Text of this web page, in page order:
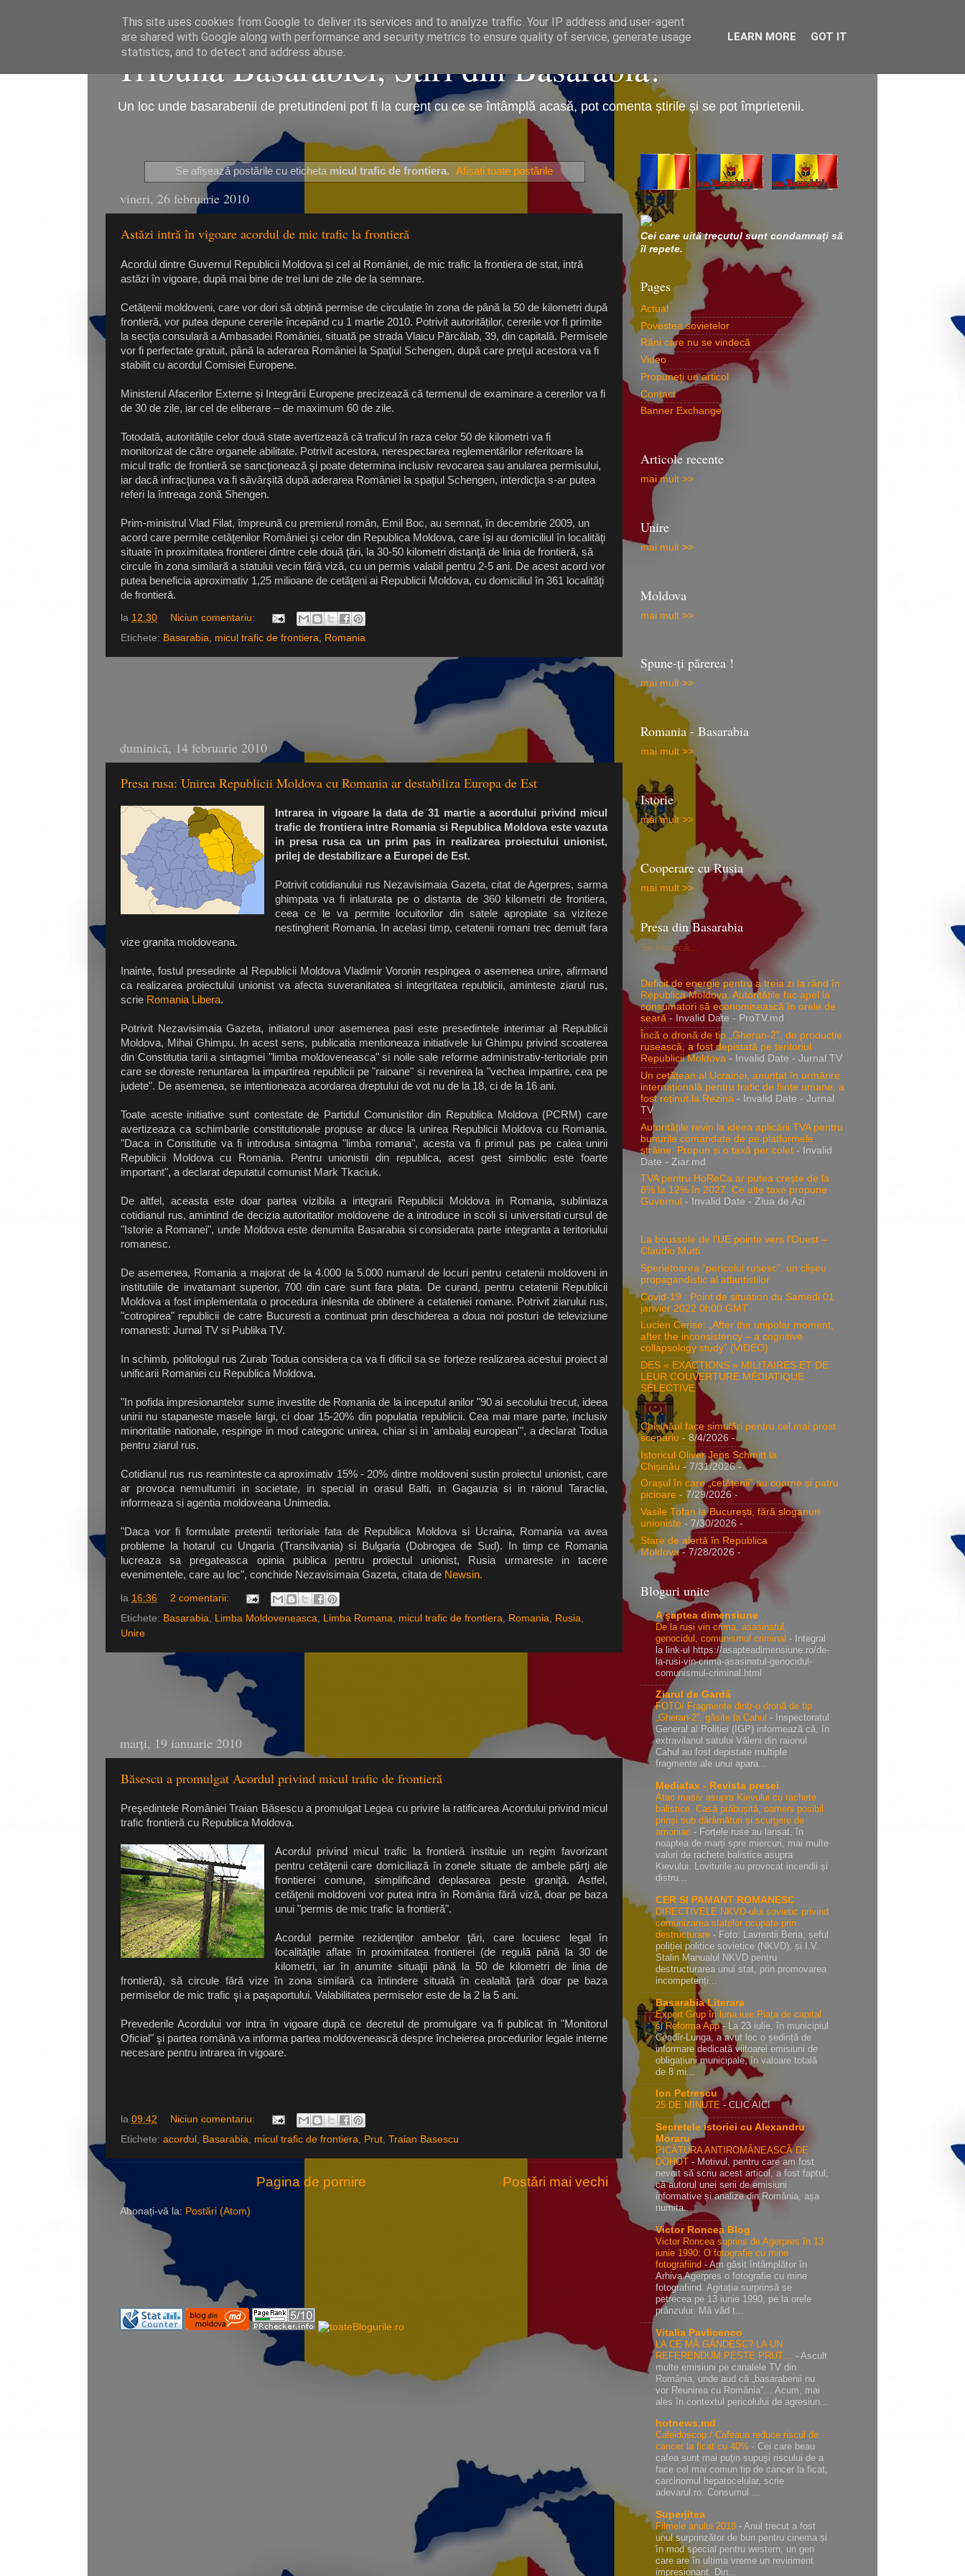
Tribuna Basarabiei, Stiri din Basarabia!
Un loc unde basarabenii de pretutindeni pot fi la curent cu ce se întâmplă acasă, pot comenta știrile și se pot împrietenii.
Se afișează postările cu eticheta micul trafic de frontiera. Afișați toate postările
vineri, 26 februarie 2010
Astăzi intră în vigoare acordul de mic trafic la frontieră
Acordul dintre Guvernul Republicii Moldova și cel al României, de mic trafic la frontiera de stat, intră
astăzi în vigoare, după mai bine de trei luni de zile de la semnare.
Cetățenii moldoveni, care vor dori să obțină permise de circulație în zona de până la 50 de kilometri după
frontieră, vor putea depune cererile începând cu 1 martie 2010. Potrivit autorităților, cererile vor fi primite
la secţia consulară a Ambasadei României, situată pe strada Vlaicu Pârcălab, 39, din capitală. Permisele
vor fi perfectate gratuit, până la aderarea României la Spaţiul Schengen, după care preţul acestora va fi
stabilit cu acordul Comisiei Europene.
Ministerul Afacerilor Externe și Integrării Europene precizează că termenul de examinare a cererilor va fi
de 30 de zile, iar cel de eliberare – de maximum 60 de zile.
Totodată, autoritățile celor două state avertizează că traficul în raza celor 50 de kilometri va fi
monitorizat de către organele abilitate. Potrivit acestora, nerespectarea reglementărilor referitoare la
micul trafic de frontieră se sancţionează şi poate determina inclusiv revocarea sau anularea permisului,
iar dacă infracţiunea va fi săvârşită după aderarea României la spaţiul Schengen, interdicţia s-ar putea
referi la întreaga zonă Shengen.
Prim-ministrul Vlad Filat, împreună cu premierul român, Emil Boc, au semnat, în decembrie 2009, un
acord care permite cetăţenilor României şi celor din Republica Moldova, care își au domiciliul în localităţi
situate în proximitatea frontierei dintre cele două ţări, la 30-50 kilometri distanţă de linia de frontieră, să
circule în zona similară a statului vecin fără viză, cu un permis valabil pentru 2-5 ani. De acest acord vor
putea beneficia aproximativ 1,25 milioane de cetăţeni ai Republicii Moldova, cu domiciliul în 361 localităţi
de frontieră.
la 12:30
Niciun comentariu:
Etichete: Basarabia, micul trafic de frontiera, Romania
duminică, 14 februarie 2010
Presa rusa: Unirea Republicii Moldova cu Romania ar destabiliza Europa de Est
Intrarea in vigoare la data de 31 martie a acordului privind micul
trafic de frontiera intre Romania si Republica Moldova este vazuta
in presa rusa ca un prim pas in realizarea proiectului unionist,
prilej de destabilizare a Europei de Est.
Potrivit cotidianului rus Nezavisimaia Gazeta, citat de Agerpres, sarma
ghimpata va fi inlaturata pe o distanta de 360 kilometri de frontiera,
ceea ce le va permite locuitorilor din satele apropiate sa viziteze
nestingherit Romania. In acelasi timp, cetatenii romani trec demult fara
vize granita moldoveana.
Inainte, fostul presedinte al Republicii Moldova Vladimir Voronin respingea o asemenea unire, afirmand
ca realizarea proiectului unionist va afecta suveranitatea si integritatea republicii, aminteste ziarul rus,
scrie Romania Libera.
Potrivit Nezavisimaia Gazeta, initiatorul unor asemenea pasi este presedintele interimar al Republicii
Moldova, Mihai Ghimpu. In acest sens, publicatia mentioneaza initiativele lui Ghimpu privind scoaterea
din Constitutia tarii a sintagmei "limba moldoveneasca" si noile sale reforme administrativ-teritoriale prin
care se doreste renuntarea la impartirea republicii pe "raioane" si revenirea la "vechea impartire, cea pe
judete". De asemenea, se intentioneaza acordarea dreptului de vot nu de la 18, ci de la 16 ani.
Toate aceste initiative sunt contestate de Partidul Comunistilor din Republica Moldova (PCRM) care
avertizeaza ca schimbarile constitutionale propuse ar duce la unirea Republicii Moldova cu Romania.
"Daca in Constitutie va fi introdusa sintagma "limba romana", acesta va fi primul pas pe calea unirii
Republicii Moldova cu Romania. Pentru unionistii din republica, acest gest simbolic este foarte
important", a declarat deputatul comunist Mark Tkaciuk.
De altfel, aceasta este doar partea vizibila a integrarii Republicii Moldova in Romania, subliniaza
cotidianul rus, amintind de decizia autoritatilor moldovene de a introduce in scoli si universitati cursul de
"Istorie a Romanei", unde Moldova este denumita Basarabia si considerata parte integranta a teritoriului
romanesc.
De asemenea, Romania a majorat de la 4.000 la 5.000 numarul de locuri pentru cetatenii moldoveni in
institutiile de invatamant superior, 700 din care sunt fara plata. De curand, pentru cetatenii Republicii
Moldova a fost implementata o procedura inlesnita de obtinere a cetateniei romane. Potrivit ziarului rus,
"cotropirea" republicii de catre Bucuresti a continuat prin deschiderea a doua noi posturi de televiziune
romanesti: Jurnal TV si Publika TV.
In schimb, politologul rus Zurab Todua considera ca va fi dificil sa se forteze realizarea acestui proiect al
unificarii Romaniei cu Republica Moldova.
"In pofida impresionantelor sume investite de Romania de la inceputul anilor "90 ai secolului trecut, ideea
unirii nu stapaneste masele largi, ci doar 15-20% din populatia republicii. Cea mai mare parte, inclusiv
minoritatile nationale, respinge in mod categoric unirea, chiar si in 'ambalaj european'", a declarat Todua
pentru ziarul rus.
Cotidianul rus rus reaminteste ca aproximativ 15% - 20% dintre moldoveni sustin proiectul unionist, care
ar provoca nemultumiri in societate, in special in orasul Balti, in Gagauzia si in raionul Taraclia,
informeaza si agentia moldoveana Unimedia.
"Daca vor fi formulate pretentii teritoriale fata de Republica Moldova si Ucraina, Romania va avea
probleme la hotarul cu Ungaria (Transilvania) si Bulgaria (Dobrogea de Sud). In timp ce Romania
lucreaza sa pregateasca opinia publica pentru proiectul unionist, Rusia urmareste in tacere
evenimentele, care au loc", conchide Nezavisimaia Gazeta, citata de Newsin.
la 16:36
2 comentarii:
Etichete: Basarabia Limba Moldoveneasca Limba Romana micul trafic de frontiera Romania Rusia
Unire
marți, 19 ianuarie 2010
Băsescu a promulgat Acordul privind micul trafic de frontieră
Preşedintele României Traian Băsescu a promulgat Legea cu privire la ratificarea Acordului privind micul
trafic frontieră cu Republica Moldova.
Acordul privind micul trafic la frontieră instituie un regim favorizant
pentru cetăţenii care domiciliază în zonele situate de ambele părţi ale
frontierei comune, simplificând deplasarea peste graniţă. Astfel,
cetăţenii moldoveni vor putea intra în România fără viză, doar pe baza
unui "permis de mic trafic la frontieră".
Acordul permite rezidenţilor ambelor ţări, care locuiesc legal în
localităţile aflate în proximitatea frontierei (de regulă până la 30 de
kilometri, iar în anumite situaţii până la 50 de kilometri de linia de
frontieră), să circule fără vize în zona similară ca întindere situată în cealaltă ţară doar pe baza
permiselor de mic trafic şi a paşaportului. Valabilitatea permiselor este de la 2 la 5 ani.
Prevederile Acordului vor intra în vigoare după ce decretul de promulgare va fi publicat în "Monitorul
Oficial" şi partea română va informa partea moldovenească despre încheierea procedurilor legale interne
necesare pentru intrarea în vigoare.
la 09:42
Niciun comentariu:
Etichete: acordul Basarabia micul trafic de frontiera Prut Traian Basescu
Postări mai vechi
Pagina de pornire
Abonați-vă la: Postări (Atom)
Cei care uită trecutul sunt condamnați să
îl repete.
Pages
Actual
Povestea sovietelor
Răni care nu se vindecă
Video
Propuneţi un articol
Contact
Banner Exchange
Articole recente
mai mult >>
Unire
mai mult >>
Moldova
mai mult >>
Spune-ţi părerea !
mai mult >>
Romania - Basarabia
mai mult >>
Istorie
mai mult >>
Cooperare cu Rusia
mai mult >>
Presa din Basarabia
Se încarcă...
Deficit de energie pentru a treia zi la rând în
Republica Moldova. Autoritățile fac apel la
consumatori să economisească în orele de
seară - Invalid Date - ProTV.md
Încă o dronă de tip „Gheran-2”, de producție
rusească, a fost depistată pe teritoriul
Republicii Moldova - Invalid Date - Jurnal TV
Un cetățean al Ucrainei, anunțat în urmărire
internațională pentru trafic de ființe umane, a
fost reținut la Rezina - Invalid Date - Jurnal
TV
Autoritățile revin la ideea aplicării TVA pentru
bunurile comandate de pe platformele
străine. Propun și o taxă per colet - Invalid
Date - Ziar.md
TVA pentru HoReCa ar putea crește de la
8% la 12% în 2027. Ce alte taxe propune
Guvernul - Invalid Date - Ziua de Azi
La boussole de l’UE pointe vers l’Ouest –
Claudio Mutti
Sperietoarea “pericolul rusesc”, un clișeu
propagandistic al atlantistilor
Covid-19 : Point de situation du Samedi 01
janvier 2022 0h00 GMT
Lucien Cerise: „After the unipolar moment,
after the inconsistency – a cognitive
collapsology study” (VIDEO)
DES « EXACTIONS » MILITAIRES ET DE
LEUR COUVERTURE MÉDIATIQUE
SÉLECTIVE
Chișinăul face simulări pentru cel mai prost
scenariu - 8/4/2026 -
Istoricul Oliver Jens Schmitt la
Chișinău - 7/31/2026-
Orașul în care „cetățenii” au coarne și patru
picioare - 7/29/2026 -
Vasile Tofan la București, fără sloganuri
unioniste - 7/30/2026 -
Stare de alertă în Republica
Moldova- 7/28/2026 -
Bloguri unite
A şaptea dimensiune
De la ruși vin crima, asasinatul,
genocidul, comunismul criminal - Integral
la link-ul https://asapteadimensiune.ro/de-
la-rusi-vin-crima-asasinatul-genocidul-
comunismul-criminal.html
Ziarul de Gardă
FOTO/ Fragmente dintr-o dronă de tip
„Gheran-2”, găsite la Cahul - Inspectoratul
General al Poliției (IGP) informează că, în
extravilanul satului Văleni din raionul
Cahul au fost depistate multiple
fragmente ale unui apara...
Mediafax - Revista presei
Atac masiv asupra Kievului cu rachete
balistice. Casă prăbușită, oameni posibil
prinși sub dărâmături și scurgere de
amoniac - Forțele ruse au lansat, în
noaptea de marți spre miercuri, mai multe
valuri de rachete balistice asupra
Kievului. Loviturile au provocat incendii și
distru...
CER SI PAMANT ROMANESC
DIRECTIVELE NKVD-ului sovietic privind
comunizarea statelor ocupate prin
destructurare - Foto: Lavrentii Beria, șeful
poliției politice sovietice (NKVD), și I.V.
Stalin Manualul NKVD pentru
destructurarea unui stat, prin promovarea
incompetenți...
Basarabia Literara
Expert Grup în luna iuie:Piața de capital
și Reforma App- La 23 iulie, în municipiul
Ceadîr-Lunga, a avut loc o ședință de
informare dedicată viitoarei emisiuni de
obligațiuni municipale, în valoare totală
de 8 mi...
Ion Petrescu
25 DE MINUTE - CLIC AICI
Secretele istoriei cu Alexandru
Moraru
PICĂTURA ANTIROMÂNEASCĂ DE
DOHOT - Motivul, pentru care am fost
nevoit să scriu acest articol, a fost faptul,
că autorul unei serii de emisiuni
informative și analize din România, așa
numita...
Victor Roncea Blog
Victor Roncea suprins de Agerpres în 13
iunie 1990: O fotografie cu mine
fotografiind - Am găsit întâmplător în
Arhiva Agerpres o fotografie cu mine
fotografiind. Agitația surprinsă se
petrecea pe 13 iunie 1990, pe la orele
prânzului. Mă văd t...
Vitalia Pavlicenco
LA CE MĂ GÂNDESC? LA UN
REFERENDUM PESTE PRUT… - Ascult
multe emisiuni pe canalele TV din
România, unde aud că „basarabenii nu
vor Reunirea cu România”… Acum, mai
ales în contextul pericolului de agresiun...
hotnews.md
Caleidoscop / Cafeaua reduce riscul de
cancer la ficat cu 40% - Cei care beau
cafea sunt mai puţin supuşi riscului de a
face cel mai comun tip de cancer la ficat,
carcinomul hepatocelular, scrie
adevarul.ro. Consumul ...
Superjitea
Filmele anului 2018 - Anul trecut a fost
unul surprinzător de bun pentru cinema și
în mod special pentru western, un gen
care are în ultima vreme un reviriment
impresionant. Din...
This site uses cookies from Google to deliver its services and to analyze traffic. Your IP address and user-agent
are shared with Google along with performance and security metrics to ensure quality of service, generate usage
statistics, and to detect and address abuse.
LEARN MORE GOT IT